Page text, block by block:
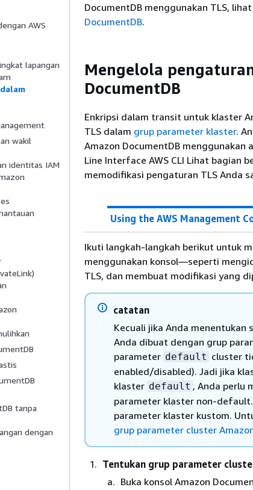
AWS
lapangan
wakil
identitas IAM
tanpa
dengan
DocumentDB menggunakan TLS, lihat
DocumentDB.
Mengelola
DocumentDB
Enkripsi dalam transit untuk klaster
TLS dalam grup parameter klaster.
Amazon DocumentDB menggunakan
Line Interface AWS CLI Lihat bagian
memodifikasi pengaturan TLS Anda
Using the AWS Management
Ikuti langkah-langkah berikut untuk
menggunakan konsol—seperti
TLS, dan membuat modifikasi yang
catatan
Kecuali jika Anda
Anda dibuat dengan grup
parameter default cluster
enabled/disabled). Jadi jika
klaster default , Anda perlu
parameter klaster non-
parameter klaster kustom.
grup parameter cluster
Tentukan grup parameter
Buka konsol Amazon